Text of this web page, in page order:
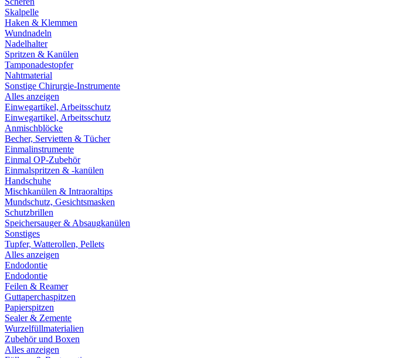
Skalpelle
Haken & Klemmen
Wundnadeln
Nadelhalter
Spritzen & Kanülen
Tamponadestopfer
Nahtmaterial
Sonstige Chirurgie-Instrumente
Alles anzeigen
Einwegartikel, Arbeitsschutz
Einwegartikel, Arbeitsschutz
Anmischblöcke
Becher, Servietten & Tücher
Einmalinstrumente
Einmal OP-Zubehör
Einmalspritzen & -kanülen
Handschuhe
Mischkanülen & Intraoraltips
Mundschutz, Gesichtsmasken
Schutzbrillen
Speichersauger & Absaugkanülen
Sonstiges
Tupfer, Watterollen, Pellets
Alles anzeigen
Endodontie
Endodontie
Feilen & Reamer
Guttaperchaspitzen
Papierspitzen
Sealer & Zemente
Wurzelfüllmaterialien
Zubehör und Boxen
Alles anzeigen